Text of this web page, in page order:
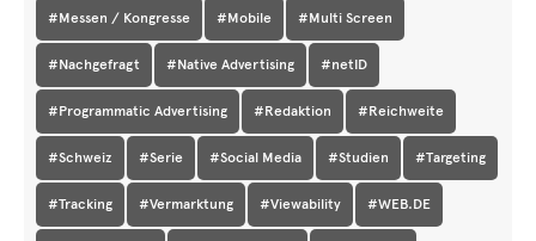
#Messen / Kongresse #Mobile #Multi Screen
#Nachgefragt #Native Advertising #netID
#Programmatic Advertising #Redaktion #Reichweite
#Schweiz #Serie #Social Media #Studien #Targeting
#Tracking #Vermarktung #Viewability #WEB.DE